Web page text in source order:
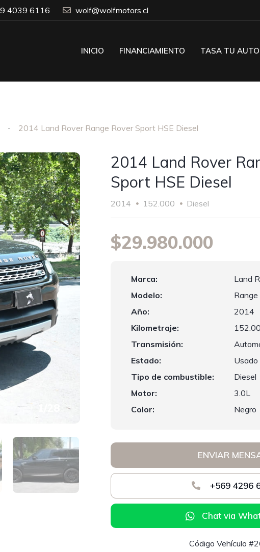
4039 6116 wolf@wolfmotors.cl
INICIO FINANCIAMIENTO TASA TU AUTO
2014 Land Rover Range Rover Sport HSE Diesel
2014 Land Rover
Sport HSE Diesel
2014 152.000 Diesel
$29.980.000
Marca:
Land
Modelo:
Año:
2014
Kilometraje:
Transmisión:
Estado:
Usado
Tipo de combustible:
Diesel
Motor:
3.0L
Color:
Negro
ENVIAR
+569 4296
Chat via
Código Vehículo